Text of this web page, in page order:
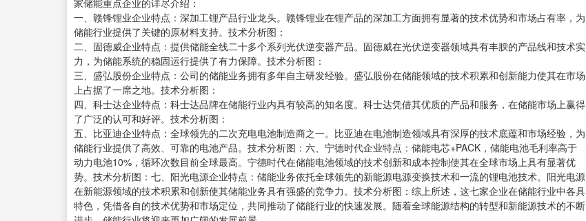
家储能重点企业的详尽介绍：
一、赣锋锂业企业特点：深加工锂产品行业龙头。赣锋锂业在锂产品的深加工方面拥有显著的技术优势和市场占有率，为
储能行业提供了关键的原材料支持。技术分析图：
二、固德威企业特点：提供储能全线二十多个系列光伏逆变器产品。固德威在光伏逆变器领域具有丰腴的产品线和技术实
力，为储能系统的稳固运行提供了有力保障。技术分析图：
三、盛弘股份企业特点：公司的储能业务拥有多年自主研发经验。盛弘股份在储能领域的技术积累和创新能力使其在市场
上占据了一席之地。技术分析图：
四、科士达企业特点：科士达品牌在储能行业内具有较高的知名度。科士达凭借其优质的产品和服务，在储能市场上赢得
了广泛的认可和好评。技术分析图：
五、比亚迪企业特点：全球领先的二次充电电池制造商之一。比亚迪在电池制造领域具有深厚的技术底蕴和市场经验，为
储能行业提供了高效、可靠的电池产品。技术分析图：六、宁德时代企业特点：储能电芯+PACK，储能电池毛利率高于
动力电池10%，循环次数目前全球最高。宁德时代在储能电池领域的技术创新和成本控制使其在全球市场上具有显著优
势。技术分析图：七、阳光电源企业特点：储能业务依托全球领先的新能源电源变换技术和一流的锂电池技术。阳光电源
在新能源领域的技术积累和创新使其储能业务具有强盛的竞争力。技术分析图：综上所述，这七家企业在储能行业中各具
特色，凭借各自的技术优势和市场定位，共同推动了储能行业的快速发展。随着全球能源结构的转型和新能源技术的不断